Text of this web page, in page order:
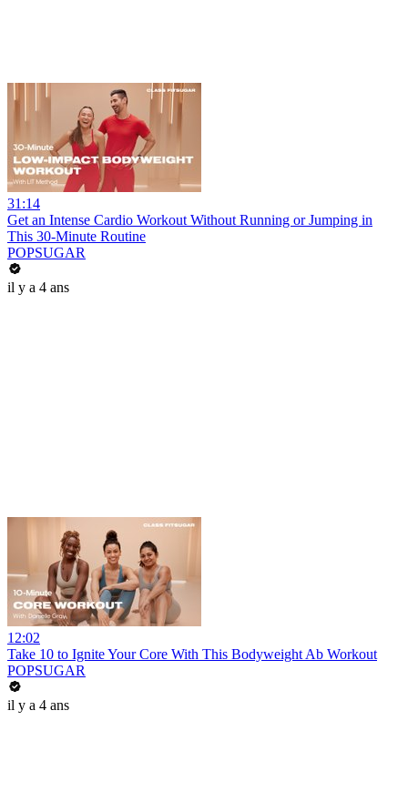
31:14
Get an Intense Cardio Workout Without Running or Jumping in
This 30-Minute Routine
POPSUGAR
il y a 4 ans
12:02
Take 10 to Ignite Your Core With This Bodyweight Ab Workout
POPSUGAR
il y a 4 ans